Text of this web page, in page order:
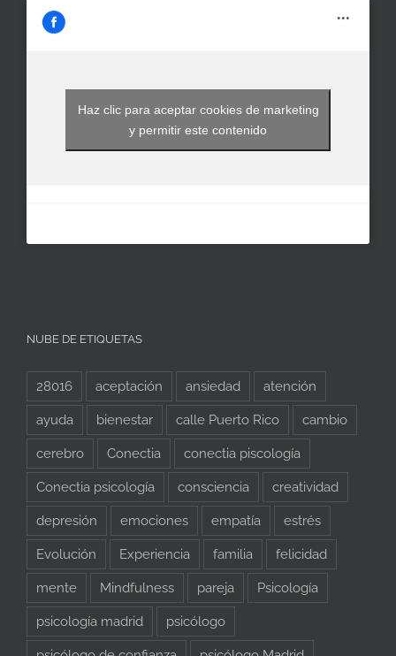
Haz clic para aceptar cookies de marketing
y permitir este contenido
NUBE DE ETIQUETAS
28016 aceptación ansiedad atención
ayuda bienestar calle Puerto Rico cambio
cerebro Conectia conectia piscología
Conectia psicología consciencia creatividad
depresión emociones empatía estrés
Evolución Experiencia familia felicidad
mente Mindfulness pareja Psicología
psicología madrid psicólogo